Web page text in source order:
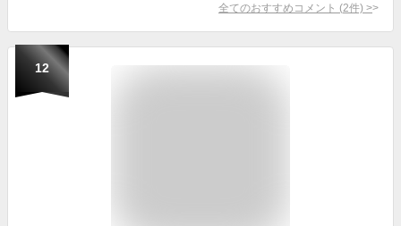
全てのおすすめコメント (2件) >
12